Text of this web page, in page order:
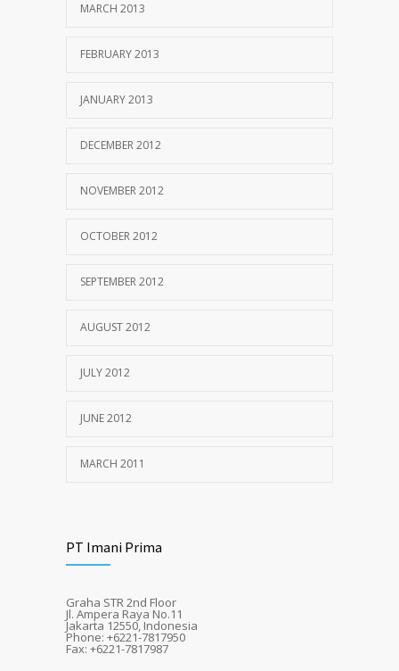
MARCH 2013
FEBRUARY 2013
JANUARY 2013
DECEMBER 2012
NOVEMBER 2012
OCTOBER 2012
SEPTEMBER 2012
AUGUST 2012
JULY 2012
JUNE 2012
MARCH 2011
PT Imani Prima
Graha STR 2nd Floor
Jl. Ampera Raya No.11
Jakarta 12550, Indonesia
Phone: +6221-7817950
Fax: +6221-7817987